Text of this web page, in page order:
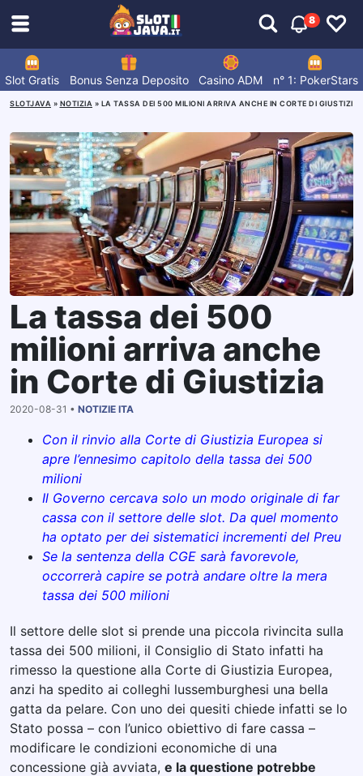
8
Slot Gratis Bonus Senza Deposito Casino ADM n° 1: PokerStars
SLOTJAVA » NOTIZIA » LA TASSA DEI 500 MILIONI ARRIVA ANCHE IN CORTE DI GIUSTIZIA
La tassa dei 500
milioni arriva anche
in Corte di Giustizia
2020-08-31 • NOTIZIE ITA
Con il rinvio alla Corte di Giustizia Europea si
apre l’ennesimo capitolo della tassa dei 500
milioni
Il Governo cercava solo un modo originale di far
cassa con il settore delle slot. Da quel momento
ha optato per dei sistematici incrementi del Preu
Se la sentenza della CGE sarà favorevole,
occorrerà capire se potrà andare oltre la mera
tassa dei 500 milioni
Il settore delle slot si prende una piccola rivincita sulla
tassa dei 500 milioni, il Consiglio di Stato infatti ha
rimesso la questione alla Corte di Giustizia Europea,
anzi ha spedito ai colleghi lussemburghesi una bella
gatta da pelare. Con uno dei quesiti chiede infatti se lo
Stato possa – con l’unico obiettivo di fare cassa –
modificare le condizioni economiche di una
concessione già avviata, e la questione potrebbe